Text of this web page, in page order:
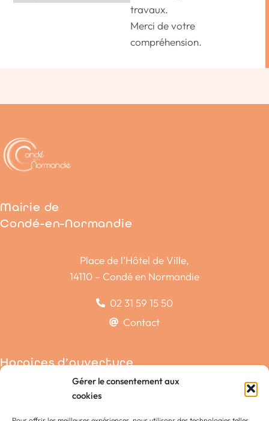
Gérer le consentement aux
cookies
travaux.
Merci de votre
compréhension.
Mairie de
Condé-en-Normandie
Place de l’Hôtel de Ville,
14110 – Condé en Normandie
02 31 59 15 50
Contact
Horaires d’ouverture
Condé-sur-Noireau